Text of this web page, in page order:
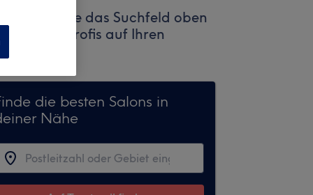
Nutzen Sie das Suchfeld oben
Profis auf Ihren
die besten Salons in
Nähe